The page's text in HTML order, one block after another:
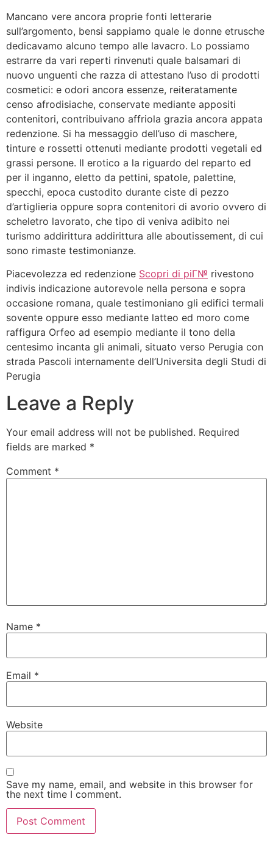
Mancano vere ancora proprie fonti letterarie
sull’argomento, bensi sappiamo quale le donne etrusche
dedicavamo alcuno tempo alle lavacro. Lo possiamo
estrarre da vari reperti rinvenuti quale balsamari di
nuovo unguenti che razza di attestano l’uso di prodotti
cosmetici: e odori ancora essenze, reiteratamente
censo afrodisiache, conservate mediante appositi
contenitori, contribuivano affriola grazia ancora appata
redenzione. Si ha messaggio dell’uso di maschere,
tinture e rossetti ottenuti mediante prodotti vegetali ed
grassi persone. Il erotico a la riguardo del reparto ed
per il inganno, eletto da pettini, spatole, palettine,
specchi, epoca custodito durante ciste di pezzo
d’artiglieria oppure sopra contenitori di avorio ovvero di
scheletro lavorato, che tipo di veniva adibito nei
turismo addirittura addirittura alle aboutissement, di cui
sono rimaste testimonianze.
Piacevolezza ed redenzione Scopri di piГ№ rivestono
indivis indicazione autorevole nella persona e sopra
occasione romana, quale testimoniano gli edifici termali
sovente oppure esso mediante latteo ed moro come
raffigura Orfeo ad esempio mediante il tono della
centesimo incanta gli animali, situato verso Perugia con
strada Pascoli internamente dell’Universita degli Studi di
Perugia
Leave a Reply
Your email address will not be published. Required
fields are marked *
Comment *
Name *
Email *
Website
Save my name, email, and website in this browser for
the next time I comment.